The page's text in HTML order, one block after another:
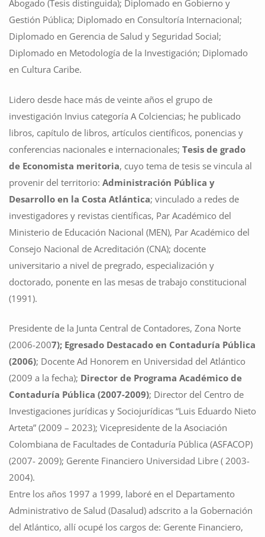
Abogado (Tesis distinguida); Diplomado en Gobierno y
Gestión Pública; Diplomado en Consultoría Internacional;
Diplomado en Gerencia de Salud y Seguridad Social;
Diplomado en Metodología de la Investigación; Diplomado
en Cultura Caribe.
Lidero desde hace más de veinte años el grupo de
investigación Invius categoría A Colciencias; he publicado
libros, capítulo de libros, artículos científicos, ponencias y
conferencias nacionales e internacionales; Tesis de grado
de Economista meritoria, cuyo tema de tesis se vincula al
provenir del territorio: Administración Pública y
Desarrollo en la Costa Atlántica; vinculado a redes de
investigadores y revistas científicas, Par Académico del
Ministerio de Educación Nacional (MEN), Par Académico del
Consejo Nacional de Acreditación (CNA); docente
universitario a nivel de pregrado, especialización y
doctorado, ponente en las mesas de trabajo constitucional
(1991).
Presidente de la Junta Central de Contadores, Zona Norte
(2006-2007); Egresado Destacado en Contaduría Pública
(2006); Docente Ad Honorem en Universidad del Atlántico
(2009 a la fecha); Director de Programa Académico de
Contaduría Pública (2007-2009); Director del Centro de
Investigaciones jurídicas y Sociojurídicas “Luis Eduardo Nieto
Arteta” (2009 – 2023); Vicepresidente de la Asociación
Colombiana de Facultades de Contaduría Pública (ASFACOP)
(2007- 2009); Gerente Financiero Universidad Libre ( 2003-
2004).
Entre los años 1997 a 1999, laboré en el Departamento
Administrativo de Salud (Dasalud) adscrito a la Gobernación
del Atlántico, allí ocupé los cargos de: Gerente Financiero,